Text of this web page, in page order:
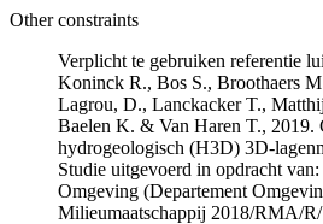
Other constraints
Verplicht te gebruiken referentie
Koninck R., Bos S., Broothaers
Lagrou, D., Lanckacker T.,
Baelen K. & Van Haren T., 2019.
hydrogeologisch (H3D) 3D-
Studie uitgevoerd in opdracht
Omgeving (Departement
Milieumaatschappij 2018/RMA/